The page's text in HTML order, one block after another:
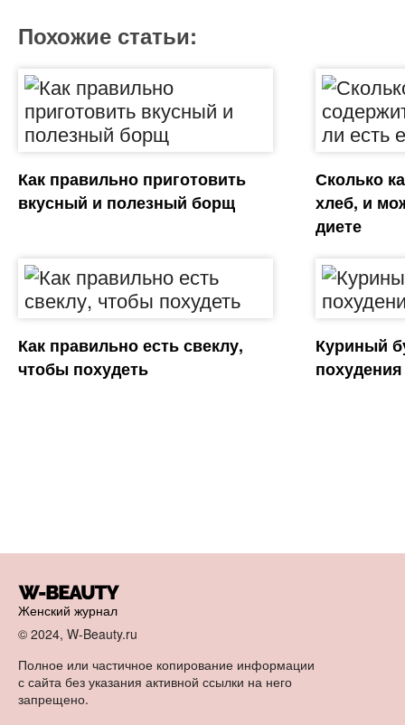
Похожие статьи:
Как правильно приготовить
вкусный и полезный борщ
Сколько
хлеб, и
диете
Как правильно есть свеклу,
чтобы похудеть
Куриный
похудения
Женский журнал
© 2024, W-Beauty.ru
Полное или частичное копирование информации
с сайта без указания активной ссылки на него
запрещено.